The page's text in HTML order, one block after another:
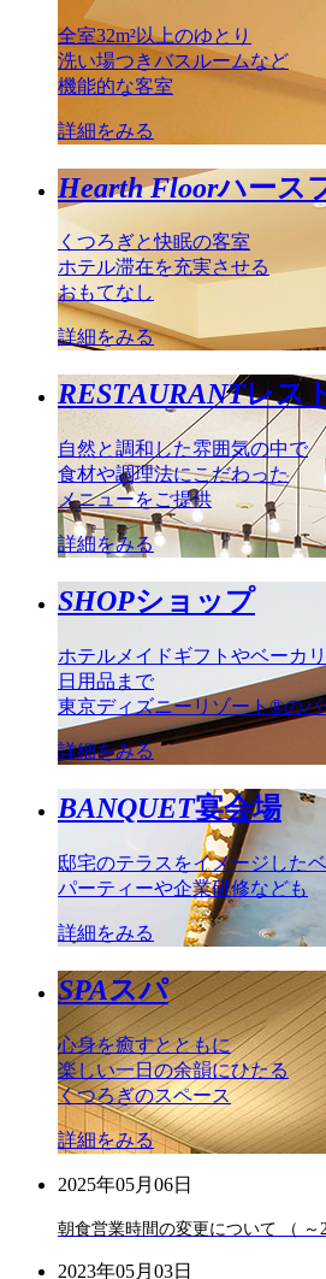
全室32m²以上のゆとり
洗い場つきバスルームなど
機能的な客室
詳細をみる
Hearth Floorハース
くつろぎと快眠の客室
ホテル滞在を充実させる
おもてなし
詳細をみる
RESTAURANTレス
自然と調和した雰囲気の中で
食材や調理法にこだわった
メニューをご提供
詳細をみる
SHOPショップ
ホテルメイドギフトやベーカ
日用品まで
東京ディズニーリゾート®のパ
詳細をみる
BANQUET宴会場
邸宅のテラスをイメージした
パーティーや企業研修なども
詳細をみる
SPAスパ
心身を癒すとともに
楽しい一日の余韻にひたる
くつろぎのスペース
詳細をみる
2025年05月06日
朝食営業時間の変更について （ ～
2023年05月03日